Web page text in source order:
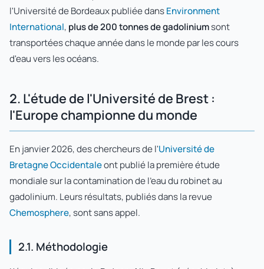
l'Université de Bordeaux publiée dansEnvironment
International, plus de 200 tonnes de gadoliniumsont
transportées chaque année dans le monde par les cours
d'eau vers les océans.
2. L'étude de l'Université de Brest :
l'Europe championne du monde
En janvier 2026, des chercheurs de l'Université de
Bretagne Occidentaleont publié la première étude
mondiale sur la contamination de l'eau du robinet au
gadolinium. Leurs résultats, publiés dans la revue
Chemosphere, sont sans appel.
2.1. Méthodologie